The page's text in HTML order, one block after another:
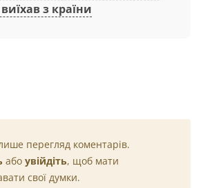
з країни
перегляд коментарів.
або увійдіть, щоб мати
свої думки.